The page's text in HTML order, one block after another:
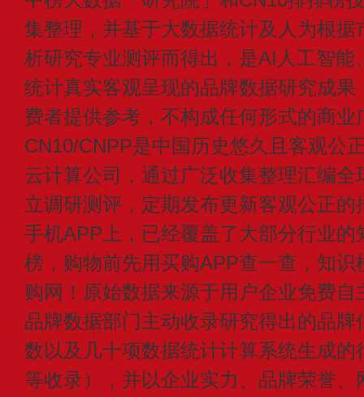
集整理，并基于大数据统计及人为根
析研究专业测评而得出，是AI人工智能
统计真实客观呈现的品牌数据研究成
费者提供参考，不构成任何形式的商业
CN10/CNPP是中国历史悠久且客观公
云计算公司，通过广泛收集整理汇编
立调研测评，定期发布更新客观公正
手机APP上，已经覆盖了大部分行业
榜，购物前先用买购APP查一查，知
购网！原始数据来源于用户企业免费
品牌数据部门主动收录研究得出的品
数以及几十项数据统计计算系统生成
等收录），并以企业实力、品牌荣誉